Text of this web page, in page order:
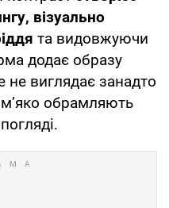
візуально
та видовжуючи
додає образу
не виглядає занадто
обрамляють